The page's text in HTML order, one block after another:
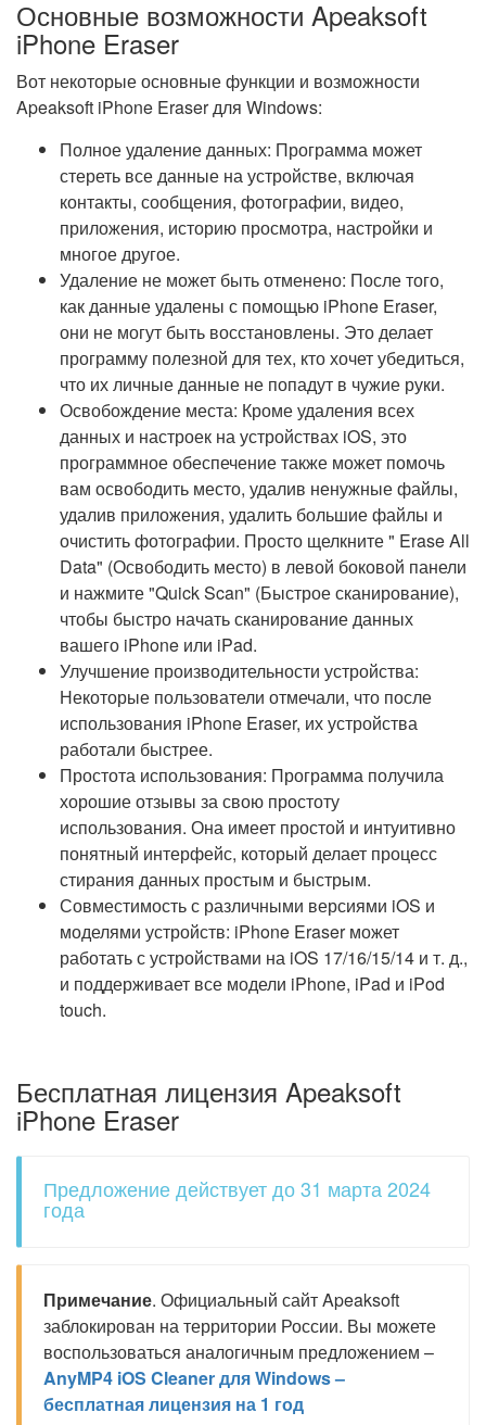
Основные возможности Apeaksoft
iPhone Eraser
Вот некоторые основные функции и возможности
Apeaksoft iPhone Eraser для Windows:
Полное удаление данных: Программа может
стереть все данные на устройстве, включая
контакты, сообщения, фотографии, видео,
приложения, историю просмотра, настройки и
многое другое.
Удаление не может быть отменено: После того,
как данные удалены с помощью iPhone Eraser,
они не могут быть восстановлены. Это делает
программу полезной для тех, кто хочет убедиться,
что их личные данные не попадут в чужие руки.
Освобождение места: Кроме удаления всех
данных и настроек на устройствах iOS, это
программное обеспечение также может помочь
вам освободить место, удалив ненужные файлы,
удалив приложения, удалить большие файлы и
очистить фотографии. Просто щелкните " Erase All
Data" (Освободить место) в левой боковой панели
и нажмите "Quick Scan" (Быстрое сканирование),
чтобы быстро начать сканирование данных
вашего iPhone или iPad.
Улучшение производительности устройства:
Некоторые пользователи отмечали, что после
использования iPhone Eraser, их устройства
работали быстрее.
Простота использования: Программа получила
хорошие отзывы за свою простоту
использования. Она имеет простой и интуитивно
понятный интерфейс, который делает процесс
стирания данных простым и быстрым.
Совместимость с различными версиями iOS и
моделями устройств: iPhone Eraser может
работать с устройствами на iOS 17/16/15/14 и т. д.,
и поддерживает все модели iPhone, iPad и iPod
touch.
Бесплатная лицензия Apeaksoft
iPhone Eraser
Предложение действует до 31 марта 2024
года
Примечание. Официальный сайт Apeaksoft
заблокирован на территории России. Вы можете
воспользоваться аналогичным предложением –
AnyMP4 iOS Cleaner для Windows –
бесплатная лицензия на 1 год